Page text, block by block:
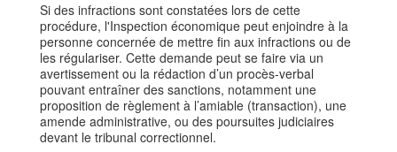
Si des infractions sont constatées lors de cette
procédure, l'Inspection économique peut enjoindre à la
personne concernée de mettre fin aux infractions ou de
les régulariser. Cette demande peut se faire via un
avertissement ou la rédaction d’un procès-verbal
pouvant entraîner des sanctions, notamment une
proposition de règlement à l’amiable (transaction), une
amende administrative, ou des poursuites judiciaires
devant le tribunal correctionnel.